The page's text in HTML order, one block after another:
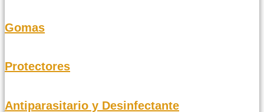
Gomas
Protectores
Antiparasitario y Desinfectante